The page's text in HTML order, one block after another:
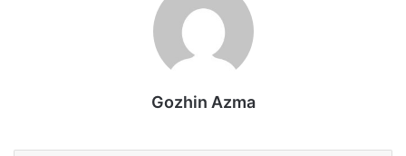
Gozhin Azma